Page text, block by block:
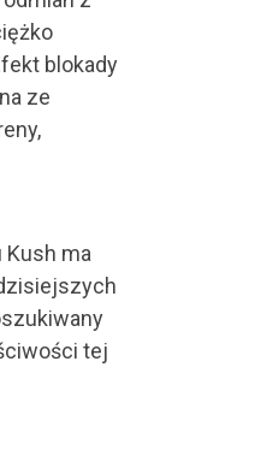
blokady
ze
Kush ma
tej